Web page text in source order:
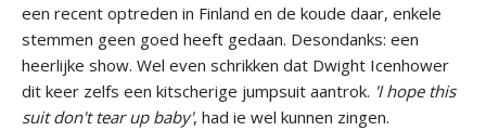
een recent optreden in Finland en de koude daar, enkele
stemmen geen goed heeft gedaan. Desondanks: een
heerlijke show. Wel even schrikken dat Dwight Icenhower
dit keer zelfs een kitscherige jumpsuit aantrok. 'I hope this
suit don't tear up baby', had ie wel kunnen zingen.